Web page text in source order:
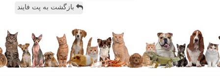
بازگشت به پت فایند